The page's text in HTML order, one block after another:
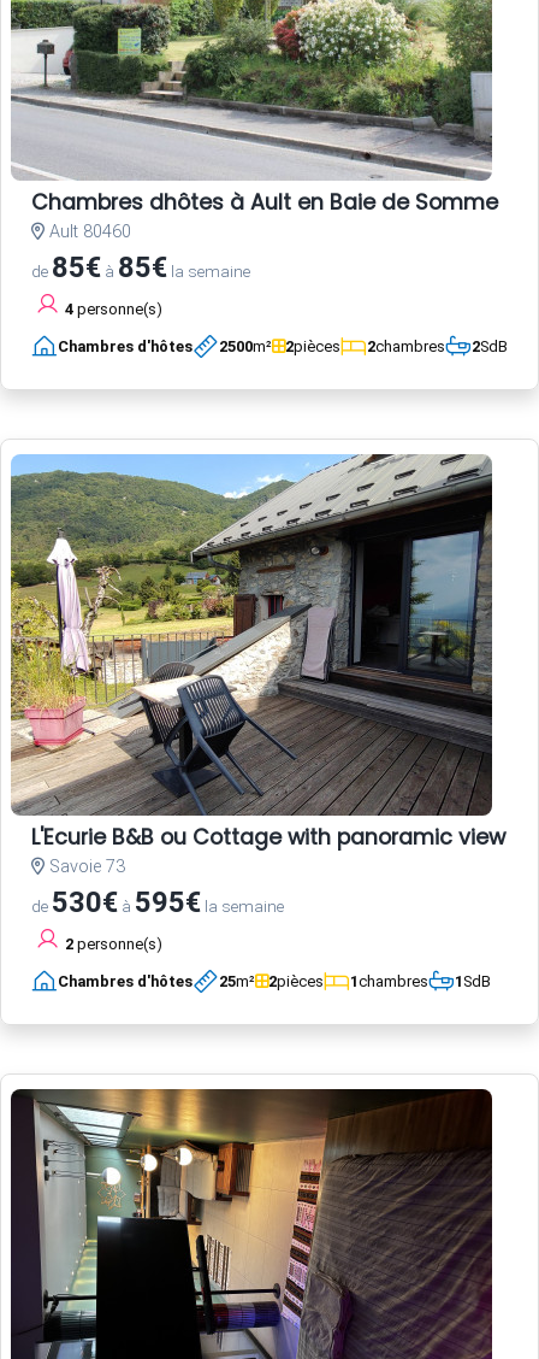
Chambres dhôtes à Ault en Baie de Somme
Ault 80460
de 85€ à 85€ la semaine
4 personne(s)
Chambres d'hôtes 2500m² 2pièces 2chambres 2SdB
L'Ecurie B&B ou Cottage with panoramic view
Savoie 73
de 530€ à 595€ la semaine
2 personne(s)
Chambres d'hôtes 25m² 2pièces 1chambres 1SdB